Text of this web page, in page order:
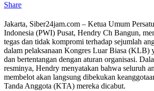
Share
Jakarta, Siber24jam.com – Ketua Umum
Indonesia (PWI) Pusat, Hendry Ch Bangun,
tegas dan tidak kompromi terhadap sejumlah
dalam pelaksanaan Kongres Luar Biasa (KLB)
dan bertentangan dengan aturan organisasi.
resminya, Hendry menyatakan bahwa seluruh
membelot akan langsung dibekukan
Tanda Anggota (KTA) mereka dicabut.